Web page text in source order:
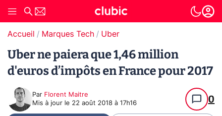
Accueil Marques Tech Uber
Uber ne paiera que 1,46 million
d'euros d’impôts en France pour 2017
Par Florent Maitre
Mis à jour le 22 août 2018 à 17h16 0